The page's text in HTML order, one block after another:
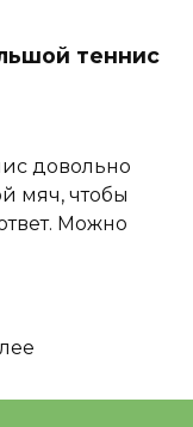
теннис
довольно
мяч, чтобы
Можно